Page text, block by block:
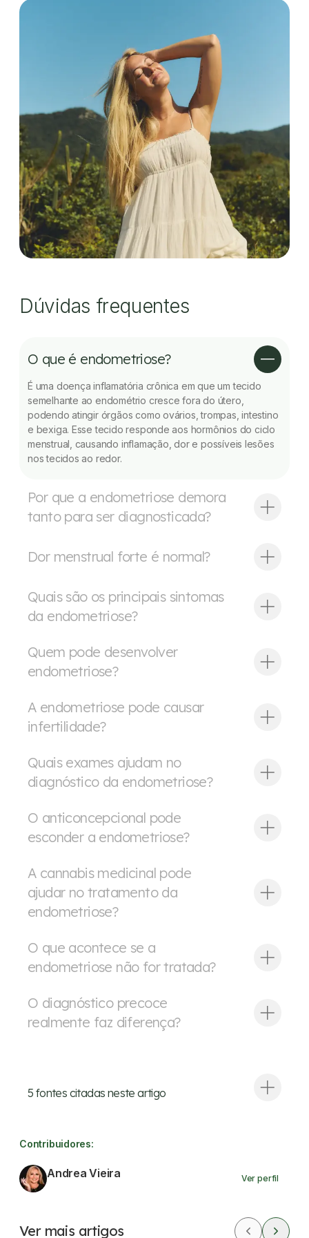
Dúvidas frequentes
O que é endometriose?
É uma doença inflamatória crônica em que um tecido
semelhante ao endométrio cresce fora do útero,
podendo atingir órgãos como ovários, trompas, intestino
e bexiga. Esse tecido responde aos hormônios do ciclo
menstrual, causando inflamação, dor e possíveis lesões
nos tecidos ao redor.
Por que a endometriose demora
tanto para ser diagnosticada?
Dor menstrual forte é normal?
Quais são os principais sintomas
da endometriose?
Quem pode desenvolver
endometriose?
A endometriose pode causar
infertilidade?
Quais exames ajudam no
diagnóstico da endometriose?
O anticoncepcional pode
esconder a endometriose?
A cannabis medicinal pode
ajudar no tratamento da
endometriose?
O que acontece se a
endometriose não for tratada?
O diagnóstico precoce
realmente faz diferença?
5 fontes citadas neste artigo
https://www.febrasgo.org.br/pt/noticias/item/1799-marco-am
arelo-30-a-50-das-mulheres-com-a-endometriose-podem-apres
2. Ministério da Saúde do Brasil. Endometriose.
Contribuidores:
Andrea Vieira Ver perfil
Ver mais artigos